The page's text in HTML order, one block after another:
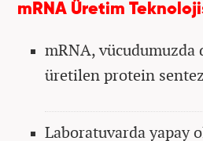
mRNA Üretim
mRNA, vücudumuzda
üretilen protein
Laboratuvarda yapay